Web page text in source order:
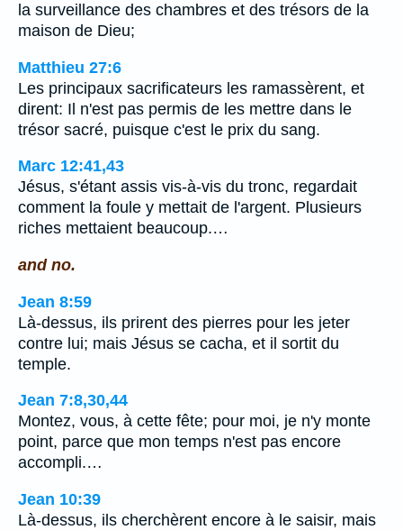
la surveillance des chambres et des trésors de la
maison de Dieu;
Matthieu 27:6
Les principaux sacrificateurs les ramassèrent, et
dirent: Il n'est pas permis de les mettre dans le
trésor sacré, puisque c'est le prix du sang.
Marc 12:41,43
Jésus, s'étant assis vis-à-vis du tronc, regardait
comment la foule y mettait de l'argent. Plusieurs
riches mettaient beaucoup.…
and no.
Jean 8:59
Là-dessus, ils prirent des pierres pour les jeter
contre lui; mais Jésus se cacha, et il sortit du
temple.
Jean 7:8,30,44
Montez, vous, à cette fête; pour moi, je n'y monte
point, parce que mon temps n'est pas encore
accompli.…
Jean 10:39
Là-dessus, ils cherchèrent encore à le saisir, mais